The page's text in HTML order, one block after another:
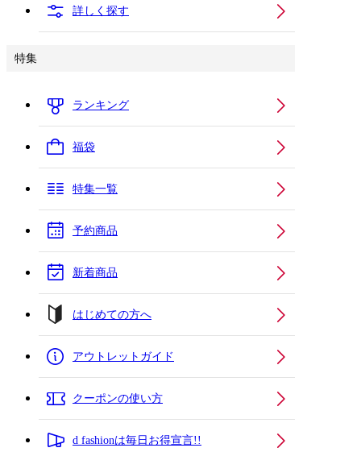
詳しく探す
特集
ランキング
福袋
特集一覧
予約商品
新着商品
はじめての方へ
アウトレットガイド
クーポンの使い方
d fashionは毎日お得宣言!!